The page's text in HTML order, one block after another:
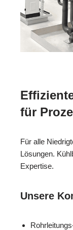
für
Für alle
Lösungen.
Expertise.
Unsere